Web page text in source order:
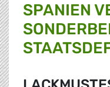
SPANIEN